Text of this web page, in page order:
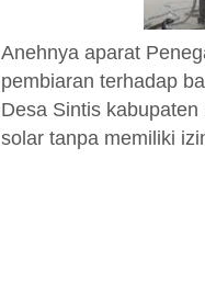
Anehnya aparat
pembiaran terhadap
Desa Sintis
solar tanpa memiliki